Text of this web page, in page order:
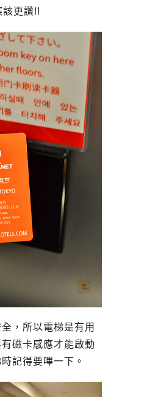
該更讚!!
，所以電梯是有用
磁卡感應才能啟動
記得要嗶一下。